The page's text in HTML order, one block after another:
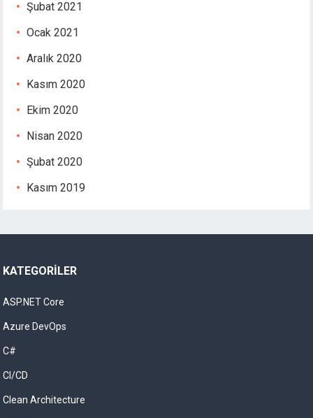
Şubat 2021
Ocak 2021
Aralık 2020
Kasım 2020
Ekim 2020
Nisan 2020
Şubat 2020
Kasım 2019
KATEGORILER
ASP.NET Core
Azure DevOps
C#
CI/CD
Clean Architecture